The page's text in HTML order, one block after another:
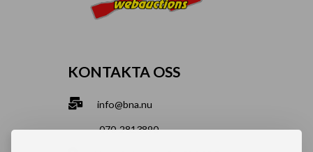
KONTAKTA OSS
info@bna.nu
070-2813890